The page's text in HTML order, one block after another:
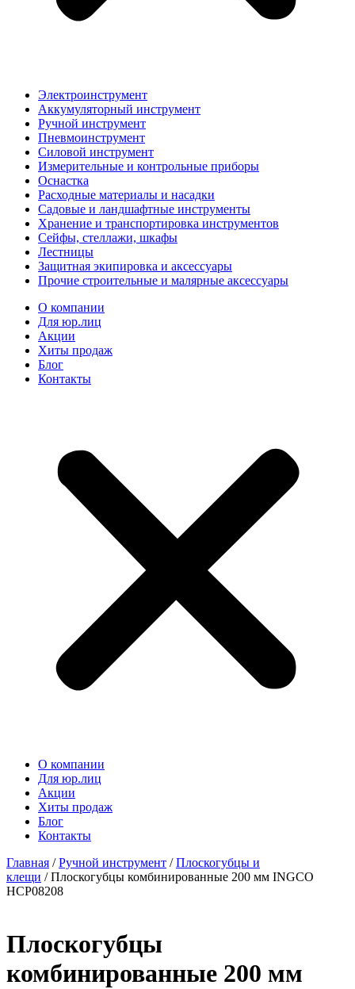
Электроинструмент
Аккумуляторный инструмент
Ручной инструмент
Пневмоинструмент
Силовой инструмент
Измерительные и контрольные приборы
Оснастка
Расходные материалы и насадки
Садовые и ландшафтные инструменты
Хранение и транспортировка инструментов
Сейфы, стеллажи, шкафы
Лестницы
Защитная экипировка и аксессуары
Прочие строительные и малярные аксессуары
О компании
Для юр.лиц
Акции
Хиты продаж
Блог
Контакты
О компании
Для юр.лиц
Акции
Хиты продаж
Блог
Контакты
Главная /Ручной инструмент /Плоскогубцы и
клещи / Плоскогубцы комбинированные 200 мм INGCO
HCP08208
Плоскогубцы
комбинированные 200 мм